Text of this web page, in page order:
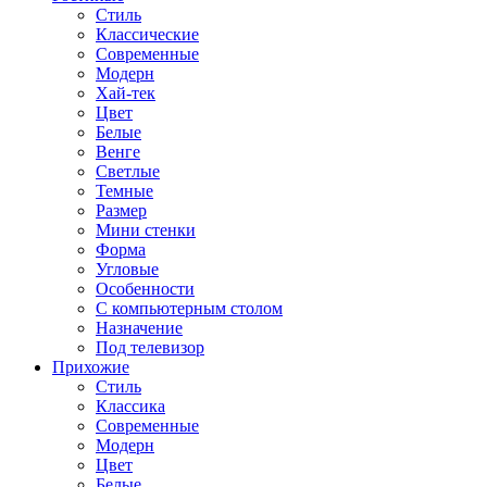
Стиль
Классические
Современные
Модерн
Хай-тек
Цвет
Белые
Венге
Светлые
Темные
Размер
Мини стенки
Форма
Угловые
Особенности
С компьютерным столом
Назначение
Под телевизор
Прихожие
Стиль
Классика
Современные
Модерн
Цвет